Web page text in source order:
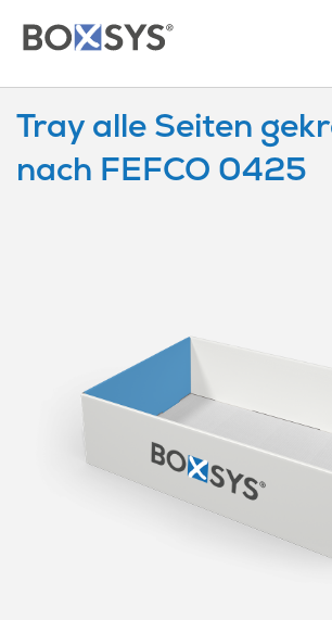
Direkt
Tray alle Seiten
nach FEFCO 0425